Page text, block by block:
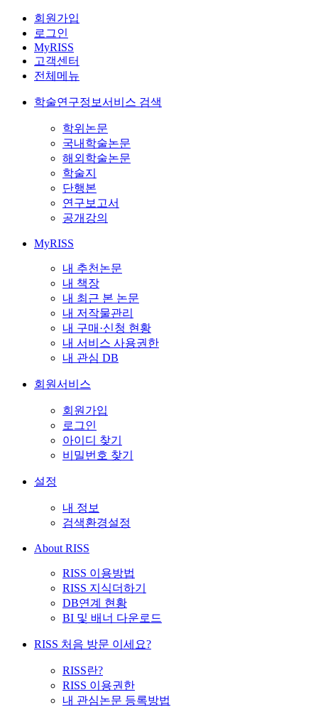
회원가입
로그인
MyRISS
고객센터
전체메뉴
학술연구정보서비스 검색
학위논문
국내학술논문
해외학술논문
학술지
단행본
연구보고서
공개강의
MyRISS
내 추천논문
내 책장
내 최근 본 논문
내 저작물관리
내 구매·신청 현황
내 서비스 사용권한
내 관심 DB
회원서비스
회원가입
로그인
아이디 찾기
비밀번호 찾기
설정
내 정보
검색환경설정
About RISS
RISS 이용방법
RISS 지식더하기
DB연계 현황
BI 및 배너 다운로드
RISS 처음 방문 이세요?
RISS란?
RISS 이용권한
내 관심논문 등록방법